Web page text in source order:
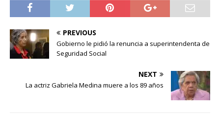
PREVIOUS
Gobierno le pidió la renuncia a superintendenta de
Seguridad Social
NEXT
La actriz Gabriela Medina muere a los 89 años